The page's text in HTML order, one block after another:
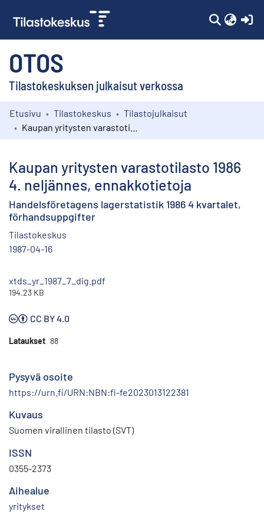
OTOS
Tilastokeskuksen julkaisut verkossa
Kokoelmat
Etusivu Tilastokeskus
Tilastojulkaisut
Kaupan yritysten varastotilasto 1986
4. neljännes, ennakkotietoja
Handelsföretagens lagerstatistik 1986 4 kvartalet,
förhandsuppgifter
Tilastokeskus
1987-04-16
xtds_yr_1987_7_dig.pdf
194.23 KB
CC BY 4.0
Lataukset 88
Pysyvä osoite
https://urn.fi/URN:NBN:fi-fe2023013122381
Kuvaus
Suomen virallinen tilasto (SVT)
ISSN
0355-2373
Aihealue
yritykset